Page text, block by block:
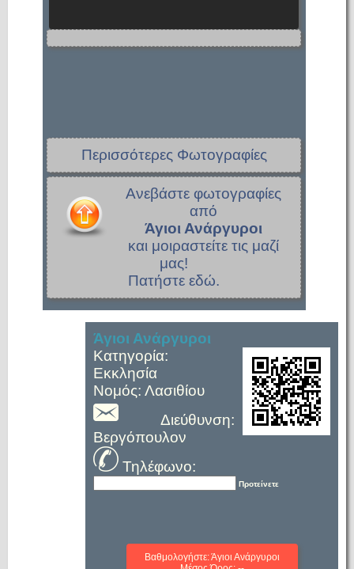
Περισσότερες Φωτογραφίες
Ανεβάστε φωτογραφίες
από
Άγιοι Ανάργυροι
και μοιραστείτε τις μαζί
μας!
Πατήστε εδώ.
Άγιοι Ανάργυροι
Κατηγορία:
Εκκλησία
Νομός: Λασιθίου
Διεύθυνση:
Βεργόπουλον
Τηλέφωνο:
Προτείνετε
Βαθμολογήστε: Άγιοι Ανάργυροι